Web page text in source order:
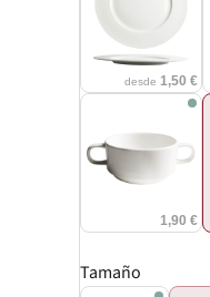
desde 1,50 €
1,90 €
Tamaño